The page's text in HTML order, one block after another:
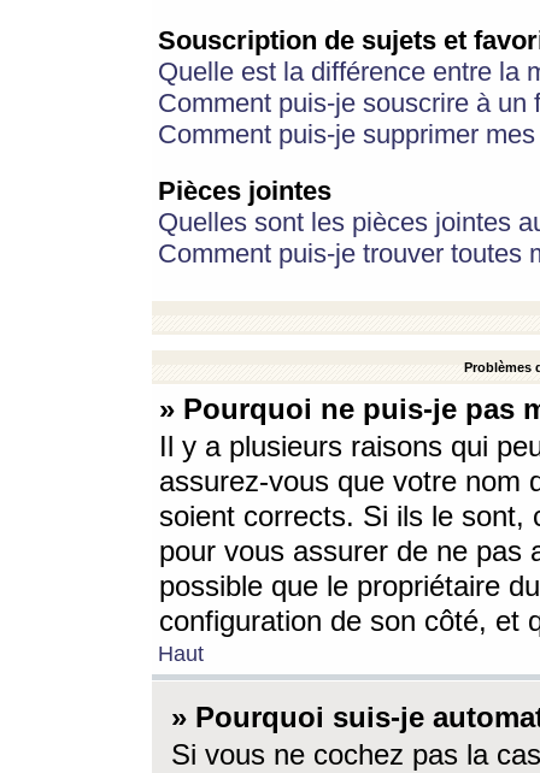
Souscription de sujets et
Quelle est la différence entre la
Comment puis-je souscrire à
Comment puis-je supprimer
Pièces jointes
Quelles sont les pièces jointes
Comment puis-je trouver toutes
Problèmes
» Pourquoi ne puis-je pas
Il y a plusieurs raisons qui
assurez-vous que votre nom
soient corrects. Si ils le sont,
pour vous assurer de ne pas
possible que le propriétaire
configuration de son côté, et
Haut
» Pourquoi suis-je
Si vous ne cochez pas la